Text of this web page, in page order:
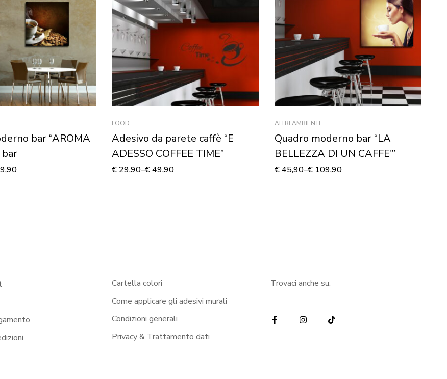
bar “AROMA
bar
FOOD
Adesivo da parete caffè “E
ADESSO COFFEE TIME”
€ 29,90–€49,90
ALTRI AMBIENTI
Quadro moderno bar “LA
BELLEZZA DI UN CAFFE'”
€45,90–€109,90
Cartella colori
Come applicare gli adesivi murali
Condizioni generali
Privacy & Trattamento dati
Trovaci anche su: